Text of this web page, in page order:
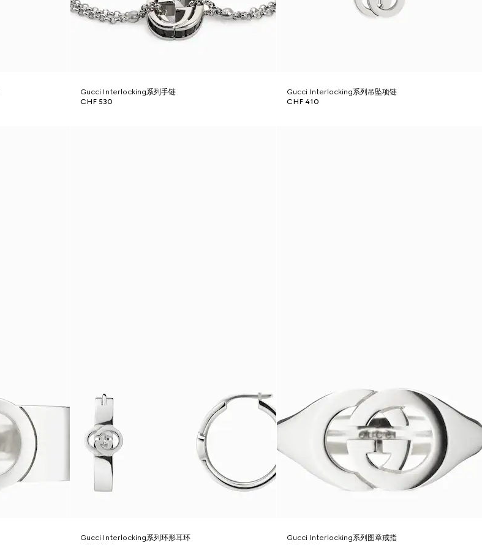
Gucci Interlocking系列手链
CHF 530
Gucci Interlocking系列吊坠项链
CHF 410
Gucci Interlocking系列环形耳环
Gucci Interlocking系列图章戒指